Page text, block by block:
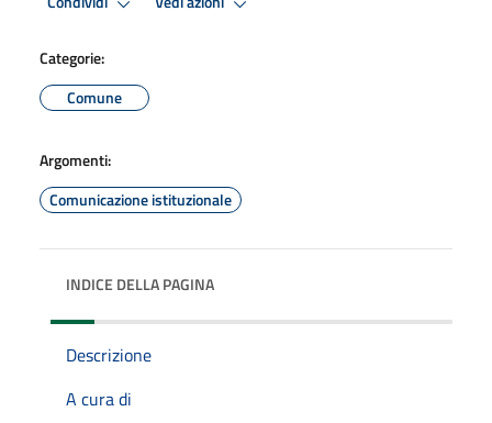
Categorie:
Comune
Argomenti:
Comunicazione istituzionale
INDICE DELLA PAGINA
Descrizione
A cura di